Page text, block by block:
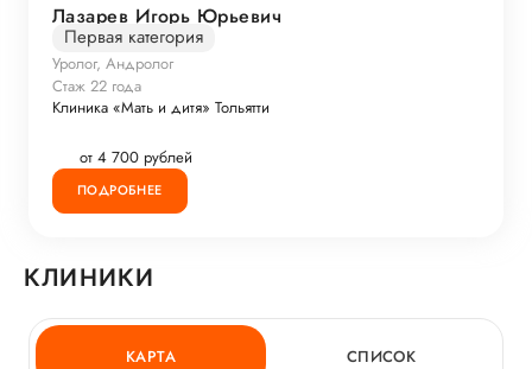
Лазарев Игорь Юрьевич
Первая категория
Уролог, Андролог
Стаж 22 года
Клиника «Мать и дитя» Тольятти
от 4 700 рублей
ПОДРОБНЕЕ
КЛИНИКИ
КАРТА СПИСОК